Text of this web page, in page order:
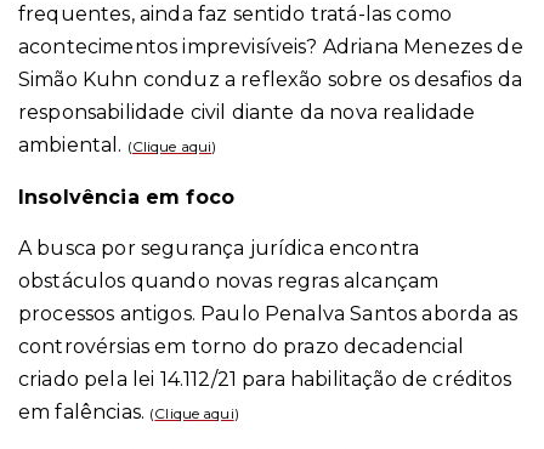
frequentes, ainda faz sentido tratá-las como
acontecimentos imprevisíveis? Adriana Menezes de
Simão Kuhn conduz a reflexão sobre os desafios da
responsabilidade civil diante da nova realidade
ambiental. (Clique aqui)
Insolvência em foco
A busca por segurança jurídica encontra
obstáculos quando novas regras alcançam
processos antigos. Paulo Penalva Santos aborda as
controvérsias em torno do prazo decadencial
criado pela lei 14.112/21 para habilitação de créditos
em falências. (Clique aqui)